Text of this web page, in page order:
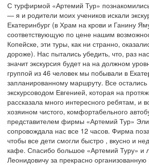
С турфирмой «Артемий Тур»
— я и родители моих учеников искали
Екатеринбург (в Храм на крови и Ганину
соответствующую по цене нашим
Копейске, эти туры, как ни странно,
дороже). Нас пытались убедить, что, раз
значит экскурсия будет на на должном
группой из 46 человек мы побывали в
запланированному маршруту. Все
экскурсоводом Евгенией, которая на
рассказала много интересного ребятам, и
хозяином чистого, комфортабельного
представителем фирмы «Артемий Тур»
сопровождала нас все 12 часов. Фирма
чтобы все дети смогли быстро , вкусно и
кафе. Спасибо большое «Артемий Туру» и
Леонидовичу за прекрасно организованную